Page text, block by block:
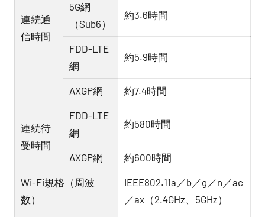
連続通
信時間
5G網
（Sub6）
約3.6時間
FDD-LTE
網
約5.9時間
AXGP網 約7.4時間
連続待
受時間
FDD-LTE
網
約580時間
AXGP網 約600時間
Wi-Fi規格（周波
数）
IEEE802.11a／b／g／n／ac
／ax（2.4GHz、5GHz）